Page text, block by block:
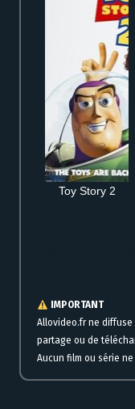
Toy Story 2
IMPORTANT
Allovideo.fr ne
partage ou de
Aucun film ou série